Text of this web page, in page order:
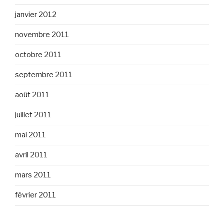
janvier 2012
novembre 2011
octobre 2011
septembre 2011
août 2011
juillet 2011
mai 2011
avril 2011
mars 2011
février 2011